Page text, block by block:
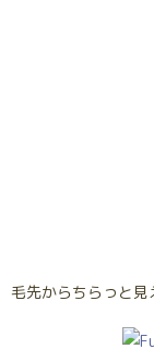
毛先からちらっと見